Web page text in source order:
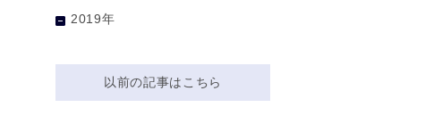
2019年
以前の記事はこちら